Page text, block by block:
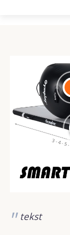
tekst